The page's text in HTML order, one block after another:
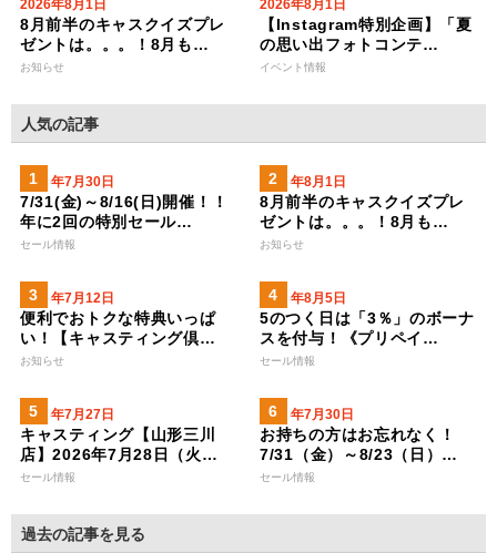
2026年8月1日
8月前半のキャスクイズプレ
ゼントは。。。！8月も…
お知らせ
2026年8月1日
【Instagram特別企画】「夏
の思い出フォトコンテ…
イベント情報
人気の記事
2026年7月30日
7/31(金)～8/16(日)開催！！
年に2回の特別セール…
セール情報
2026年8月1日
8月前半のキャスクイズプレ
ゼントは。。。！8月も…
お知らせ
2023年7月12日
便利でおトクな特典いっぱ
い！【キャスティング倶…
お知らせ
2026年8月5日
5のつく日は「3％」のボーナ
スを付与！《プリペイ…
セール情報
2026年7月27日
キャスティング【山形三川
店】2026年7月28日（火…
セール情報
2026年7月30日
お持ちの方はお忘れなく！
7/31（金）～8/23（日）…
セール情報
過去の記事を見る